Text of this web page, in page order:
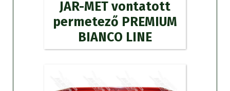
JAR-MET vontatott
permetező PREMIUM
BIANCO LINE